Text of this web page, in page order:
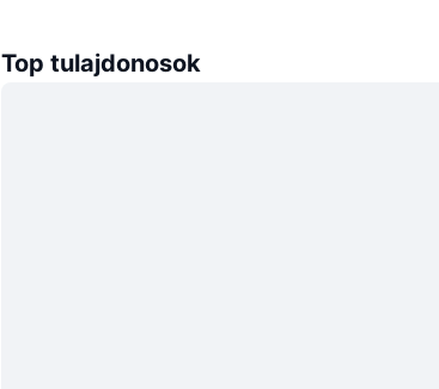
Top tulajdonosok